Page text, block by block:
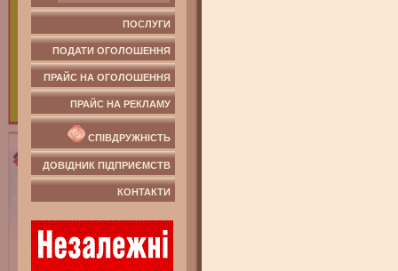
ПОСЛУГИ
ПОДАТИ ОГОЛОШЕННЯ
ПРАЙС НА ОГОЛОШЕННЯ
ПРАЙС НА РЕКЛАМУ
СПІВДРУЖНІСТЬ
ДОВІДНИК ПІДПРИЄМСТВ
КОНТАКТИ